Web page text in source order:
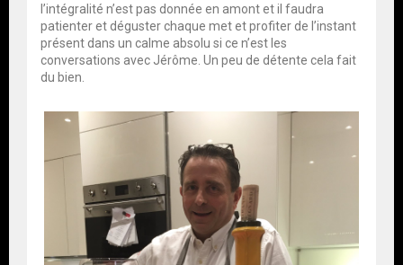
l’intégralité n’est pas donnée en amont et il faudra
patienter et déguster chaque met et profiter de l’instant
présent dans un calme absolu si ce n’est les
conversations avec Jérôme. Un peu de détente cela fait
du bien.